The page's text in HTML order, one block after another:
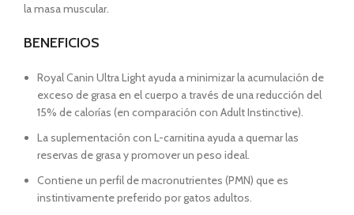
la masa muscular.
BENEFICIOS
Royal Canin Ultra Light ayuda a minimizar la acumulación de
exceso de grasa en el cuerpo a través de una reducción del
15% de calorías (en comparación con Adult Instinctive).
La suplementación con L-carnitina ayuda a quemar las
reservas de grasa y promover un peso ideal.
Contiene un perfil de macronutrientes (PMN) que es
instintivamente preferido por gatos adultos.